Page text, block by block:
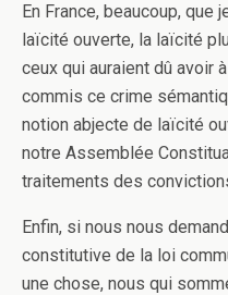
En France, beaucoup, que
laïcité ouverte, la laïcité
ceux qui auraient dû avoir
commis ce crime
notion abjecte de laïcité
notre Assemblée
traitements des
Enfin, si nous nous
constitutive de la loi
une chose, nous qui